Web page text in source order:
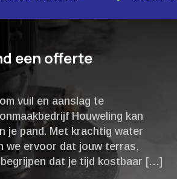
een offerte
vuil en aanslag te
Houweling kan
je pand.​ Met krachtig water
we ervoor dat jouw terras,
dat je tijd kostbaar […]